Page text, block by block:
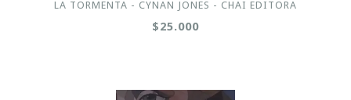
LA TORMENTA - CYNAN JONES - CHAI EDITORA
$25.000